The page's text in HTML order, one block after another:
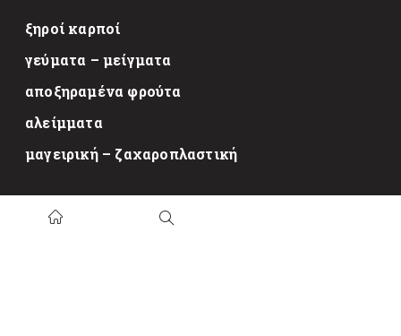
ξηροί καρποί
γεύματα – μείγματα
αποξηραμένα φρούτα
αλείμματα
μαγειρική – ζαχαροπλαστική